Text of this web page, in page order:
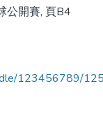
公開賽, 頁B4
123456789/